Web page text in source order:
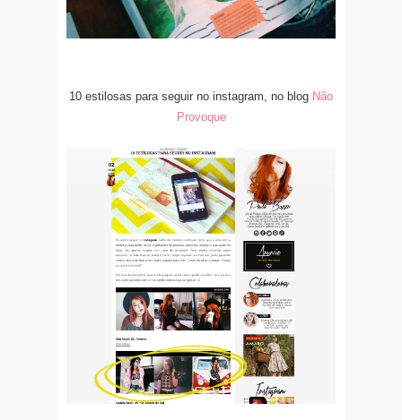
10 estilosas para seguir no instagram, no blog Não
Provoque